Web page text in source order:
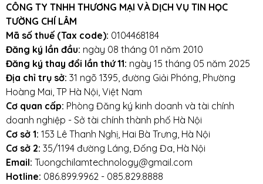
CÔNG TY TNHH THƯƠNG MẠI VÀ DỊCH VỤ TIN HỌC
TƯỜNG CHÍ LÂM
Mã số thuế (Tax code): 0104468184
Đăng ký lần đầu: ngày 08 tháng 01 năm 2010
Đăng ký thay đổi lần thứ 11: ngày 15 tháng 05 năm 2025
Địa chỉ trụ sở: 31 ngõ 1395, đường Giải Phóng, Phường
Hoàng Mai, TP Hà Nội, Việt Nam
Cơ quan cấp: Phòng Đăng ký kinh doanh và tài chính
doanh nghiệp - Sở tài chính thành phố Hà Nội
Cơ sở 1: 153 Lê Thanh Nghị, Hai Bà Trưng, Hà Nội
Cơ sở 2: 35/1194 đường Láng, Đống Đa, Hà Nội
Email: Tuongchilamtechnology@gmail.com
Hotline: 086.899.9962 - 085.829.8888